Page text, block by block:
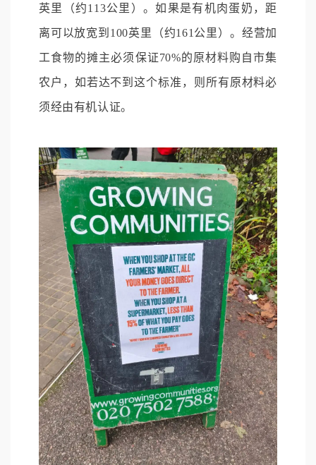
英里（约113公里）。如果是有机肉蛋奶，距
离可以放宽到100英里（约161公里）。经营加
工食物的摊主必须保证70%的原材料购自市集
农户，如若达不到这个标准，则所有原材料必
须经由有机认证。